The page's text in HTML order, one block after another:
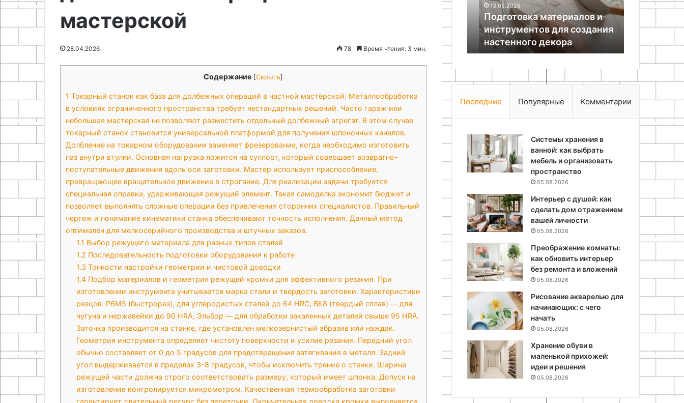
мастерской
28.04.2026 78 Время чтения: 3 мин.
Содержание [Скрыть]
1 Токарный станок как база для долбежных операций в частной мастерской. Металлообработка
в условиях ограниченного пространства требует нестандартных решений. Часто гараж или
небольшая мастерская не позволяют разместить отдельный долбежный агрегат. В этом случае
токарный станок становится универсальной платформой для получения шпоночных каналов.
Долбление на токарном оборудовании заменяет фрезерование, когда необходимо изготовить
паз внутри втулки. Основная нагрузка ложится на суппорт, который совершает возвратно-
поступательные движения вдоль оси заготовки. Мастер использует приспособление,
превращающее вращательное движение в строгание. Для реализации задачи требуется
специальная оправка, удерживающая режущий элемент. Такая самоделка экономит бюджет и
позволяет выполнять сложные операции без привлечения сторонних специалистов. Правильный
чертеж и понимание кинематики станка обеспечивают точность исполнения. Данный метод
оптимален для мелкосерийного производства и штучных заказов.
1.1 Выбор режущего материала для разных типов сталей
1.2 Последовательность подготовки оборудования к работе
1.3 Тонкости настройки геометрии и чистовой доводки
1.4 Подбор материалов и геометрия режущей кромки для эффективного резания. При
изготовлении инструмента учитывается марка стали и твердость заготовки. Характеристики
резцов: Р6М5 (быстрорез), для углеродистых сталей до 64 HRC; ВК8 (твердый сплав) — для
чугуна и нержавейки до 90 HRA; Эльбор — для обработки закаленных деталей свыше 95 HRA.
Заточка производится на станке, где установлен мелкозернистый абразив или наждак.
Геометрия инструмента определяет чистоту поверхности и усилие резания. Передний угол
обычно составляет от 0 до 5 градусов для предотвращения затягивания в металл. Задний
угол выдерживается в пределах 3-8 градусов, чтобы исключить трение о стенки. Ширина
режущей части должна строго соответствовать размеру, который имеет шпонка. Допуск на
изготовление контролируется микрометром. Качественная термообработка заготовки
02.05.2026
Ремонт и подготовка
чернового пола к финишной
Червячная лебедка для
лодочного прицепа своими
настенного
декора
13.05.2026
Подготовка материалов и
инструментов для создания
настенного декора
руководство
23.07.2026
руками:
для
Последние Популярные Комментарии
Системы хранения в
ванной: как выбрать
мебель и организовать
пространство
05.08.2026
Интерьер с душой: как
сделать дом отражением
вашей личности
05.08.2026
Преображение комнаты:
как обновить интерьер
без ремонта и вложений
05.08.2026
Рисование акварелью для
начинающих: с чего
начать
05.08.2026
Хранение обуви в
маленькой прихожей:
идеи и решения
05.08.2026